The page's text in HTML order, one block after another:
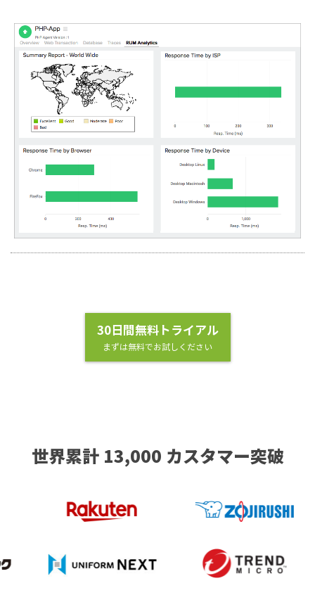
30日間無料トライアル
まずは無料でお試しください
世界累計 13,000 カスタマー突破